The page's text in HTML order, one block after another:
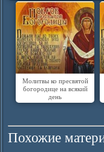
Молитвы ко пресвятой
богородице на всякий
день
Похожие